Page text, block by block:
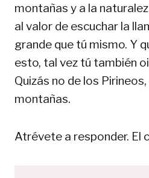
montañas y a la
al valor de escuchar la
grande que tú mismo. Y
esto, tal vez tú también
Quizás no de los
montañas.
Atrévete a responder. El